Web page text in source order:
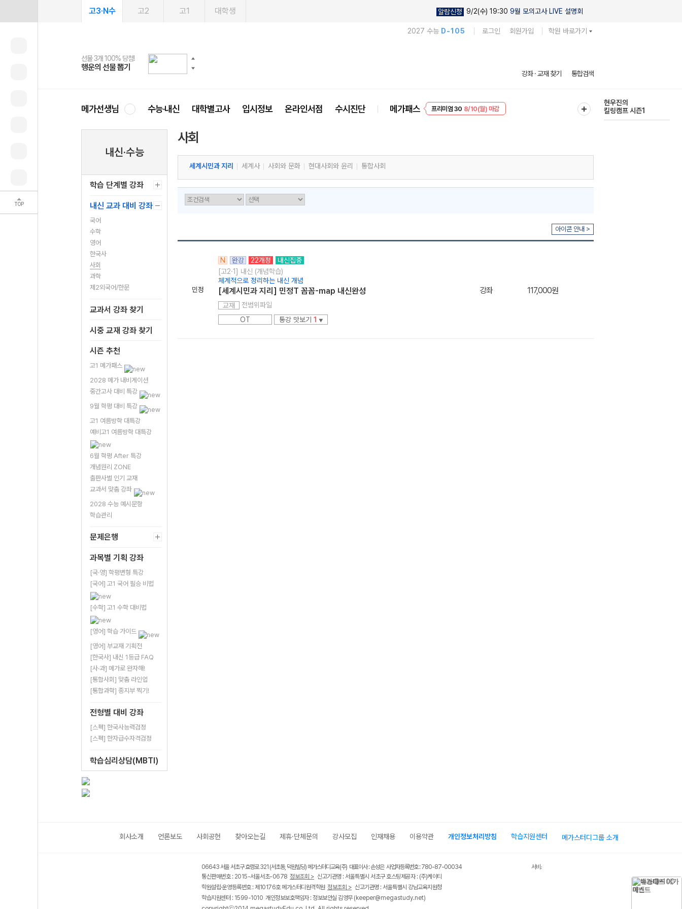
TOP
고3·N수 고2 고1 대학생 알람신청 9/2(수) 19:30 9월 모의고사 LIVE 설명회
2027 수능 D-105 로그인 회원가입 학원 바로가기
선물 3개 100% 당첨!
행운의 선물 뽑기
선물 100% 증정!
메가스터디 X 올리브
여름방학 스터디 캐시백
메가런 썸머스쿨
2027 러셀 단과
강사 공개선발
스마트러닝앱
설문 EVENT
메가패스
3일 무료 체험권
메가패스 수강생 무료혜택!
메가클럽 멤버십
사회공헌 캠페인
희망이룸 메가나눔
강좌 · 교재 찾기 통합검색
메가선생님 수능·내신 대학별고사 입시정보 온라인서점 수시진단 메가패스
프리미엄 30 8/10(월) 마감
다채로운 난도
실전 모의고사
내신·수능
학습 단계별 강좌
내신 교과 대비 강좌
국어
수학
영어
한국사
사회
과학
제2외국어/한문
교과서 강좌 찾기
시중 교재 강좌 찾기
시즌 추천
고1 메가패스
2028 메가 내비게이션
중간고사 대비 특강
9월 학평 대비 특강
고1 여름방학 대특강
예비고1 여름방학 대특강
6월 학평 After 특강
개념원리 ZONE
출판사별 인기 교재
교과서 맞춤 강좌
2028 수능 예시문항
학습관리
문제은행
과목별 기획 강좌
[국·영] 학평변형 특강
[국어] 고1 국어 필승 비법
[수학] 고1 수학 대비법
[영어] 학습 가이드
[영어] 부교재 기획전
[한국사] 내신 1등급 FAQ
[사·과] 메가로 완자해!
[통합사회] 맞춤 라인업
[통합과학] 종지부 찍기!
전형별 대비 강좌
[스펙] 한국사능력검정
[스펙] 한자급수자격검정
학습심리상담(MBTI)
사회
세계시민과 지리 세계사 사회와 문화 현대사회와 윤리 통합사회
아이콘 안내 >
민정
N 완강 22개정
내신집중
[고2·1] 내신 (개념학습)
체계적으로 정리하는 내신 개념
[세계시민과 지리] 민정T 꼼꼼-map 내신완성
교재
전범위파일
OT
통강 맛보기 1 ▼
강좌 117,000원
회사소개 언론보도 사회공헌 찾아오는길 제휴·단체문의 강사모집 인재채용 이용약관 개인정보처리방침 학습지원센터 메가스터디그룹 소개
06643 서울 서초구 효령로 321 (서초동, 덕원빌딩) 메가스터디교육(주) 대표이사 : 손성은 사업자등록번호 : 780-87-00034
통신판매번호 : 2015-서울서초-0678 정보조회 > 신고기관명 : 서울특별시 서초구 호스팅제공자 : (주)케이티
학원설립·운영등록번호 : 제10176호 메가스터디원격학원 정보조회 > 신고기관명 : 서울특별시 강남교육지원청
학습지원센터 : 1599-1010 개인정보보호책임자 : 정보보안실 김영무(keeper@megastudy.net)
서비스 가입사실 확인